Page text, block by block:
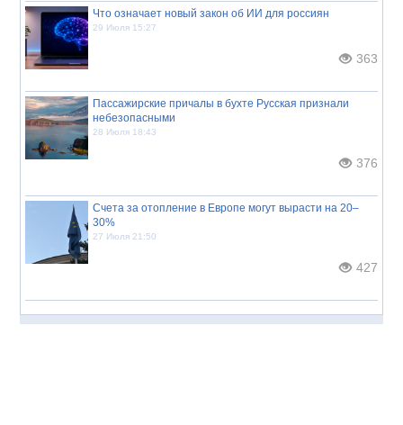
Что означает новый закон об ИИ для россиян
29 Июля 15:27
363
Пассажирские причалы в бухте Русская признали
небезопасными
28 Июля 18:43
376
Счета за отопление в Европе могут вырасти на 20–
30%
27 Июля 21:50
427